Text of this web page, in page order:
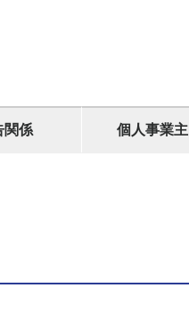
関係 個人事業主